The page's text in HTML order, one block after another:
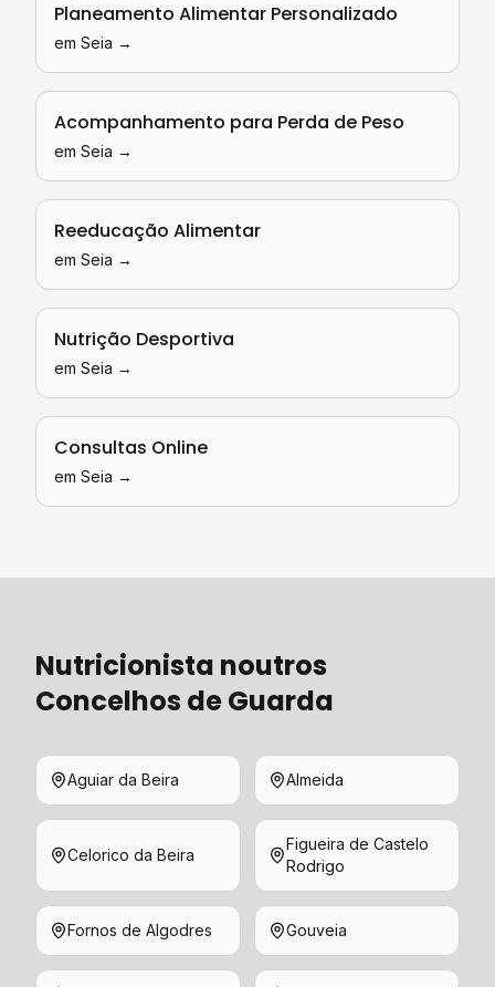
Planeamento Alimentar Personalizado
em Seia →
Acompanhamento para Perda de Peso
em Seia →
Reeducação Alimentar
em Seia →
Nutrição Desportiva
em Seia →
Consultas Online
em Seia →
Nutricionista noutros
Concelhos deGuarda
Aguiar da Beira Almeida
Celorico da Beira
Figueira de Castelo
Rodrigo
Fornos de Algodres Gouveia